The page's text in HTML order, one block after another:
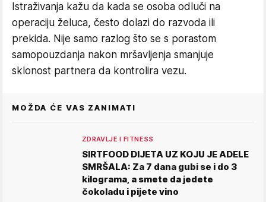
Istraživanja kažu da kada se osoba odluči na
operaciju želuca, često dolazi do razvoda ili
prekida. Nije samo razlog što se s porastom
samopouzdanja nakon mršavljenja smanjuje
sklonost partnera da kontrolira vezu.
MOŽDA ĆE VAS ZANIMATI
ZDRAVLJE I FITNESS
SIRTFOOD DIJETA UZ KOJU JE ADELE
SMRŠALA: Za 7 dana gubi se i do 3
kilograma, a smete da jedete
čokoladu i pijete vino